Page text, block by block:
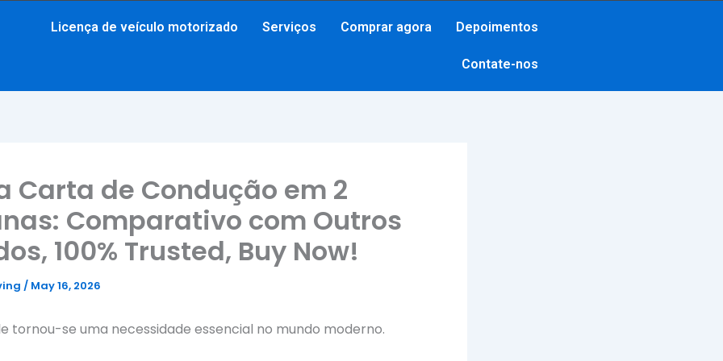
Licença de veículo motorizado Serviços Comprar agora Depoimentos
Contate-nos
Carta de Condução em 2
Comparativo com Outros
100% Trusted, Buy Now!
/ May 16, 2026
tornou-se uma necessidade essencial no mundo moderno.